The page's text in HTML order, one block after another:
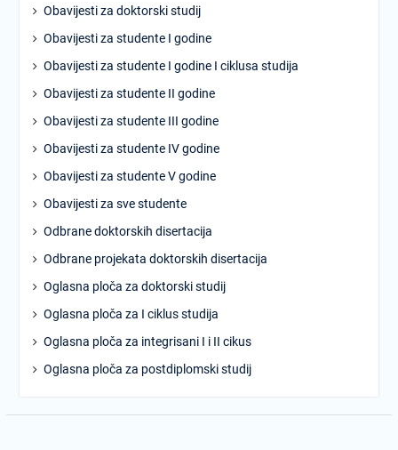
Obavijesti za doktorski studij
Obavijesti za studente I godine
Obavijesti za studente I godine I ciklusa studija
Obavijesti za studente II godine
Obavijesti za studente III godine
Obavijesti za studente IV godine
Obavijesti za studente V godine
Obavijesti za sve studente
Odbrane doktorskih disertacija
Odbrane projekata doktorskih disertacija
Oglasna ploča za doktorski studij
Oglasna ploča za I ciklus studija
Oglasna ploča za integrisani I i II cikus
Oglasna ploča za postdiplomski studij